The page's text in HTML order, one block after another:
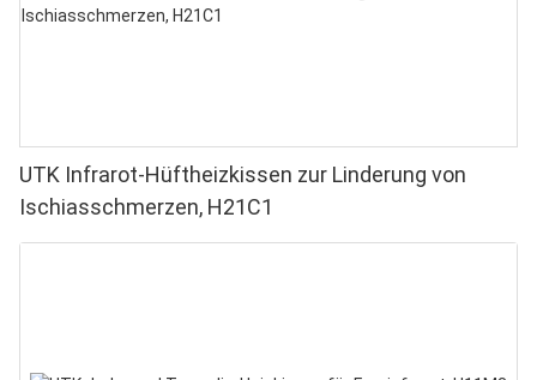
UTK Infrarot-Hüftheizkissen zur Linderung von
Ischiasschmerzen, H21C1